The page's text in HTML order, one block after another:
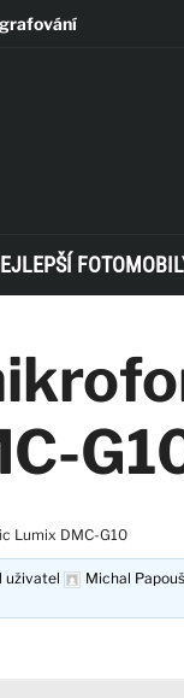
Lumix DMC-G10
uživatel Michal